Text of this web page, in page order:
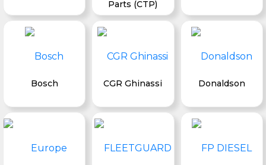
Parts (CTP)
Bosch CGR Ghinassi Donaldson